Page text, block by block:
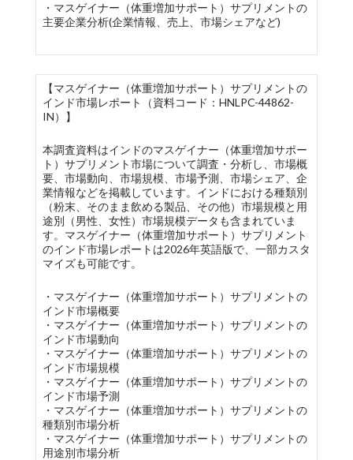
・マスゲイナー（体重増加サポート）サプリメントの
主要企業分析(企業情報、売上、市場シェアなど)
【マスゲイナー（体重増加サポート）サプリメントの
インド市場レポート（資料コード：HNLPC-44862-
IN）】
本調査資料はインドのマスゲイナー（体重増加サポー
ト）サプリメント市場について調査・分析し、市場概
要、市場動向、市場規模、市場予測、市場シェア、企
業情報などを掲載しています。インドにおける種類別
（粉末、そのまま飲める製品、その他）市場規模と用
途別（男性、女性）市場規模データも含まれていま
す。マスゲイナー（体重増加サポート）サプリメント
のインド市場レポートは2026年英語版で、一部カスタ
マイズも可能です。
・マスゲイナー（体重増加サポート）サプリメントの
インド市場概要
・マスゲイナー（体重増加サポート）サプリメントの
インド市場動向
・マスゲイナー（体重増加サポート）サプリメントの
インド市場規模
・マスゲイナー（体重増加サポート）サプリメントの
インド市場予測
・マスゲイナー（体重増加サポート）サプリメントの
種類別市場分析
・マスゲイナー（体重増加サポート）サプリメントの
用途別市場分析